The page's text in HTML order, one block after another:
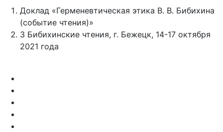
Доклад «Герменевтическая этика В. В. Бибихина
(событие чтения)»
3 Бибихинские чтения, г. Бежецк, 14-17 октября
2021 года